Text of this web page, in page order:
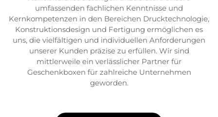
umfassenden fachlichen Kenntnisse und
Kernkompetenzen in den Bereichen Drucktechnologie,
Konstruktionsdesign und Fertigung ermöglichen es
uns, die vielfältigen und individuellen Anforderungen
unserer Kunden präzise zu erfüllen. Wir sind
mittlerweile ein verlässlicher Partner für
Geschenkboxen für zahlreiche Unternehmen
geworden.